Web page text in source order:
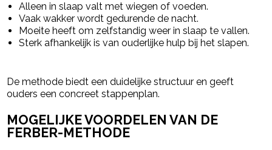
Alleen in slaap valt met wiegen of voeden.
Vaak wakker wordt gedurende de nacht.
Moeite heeft om zelfstandig weer in slaap te vallen.
Sterk afhankelijk is van ouderlijke hulp bij het slapen.
De methode biedt een duidelijke structuur en geeft
ouders een concreet stappenplan.
MOGELIJKE VOORDELEN VAN DE
FERBER-METHODE